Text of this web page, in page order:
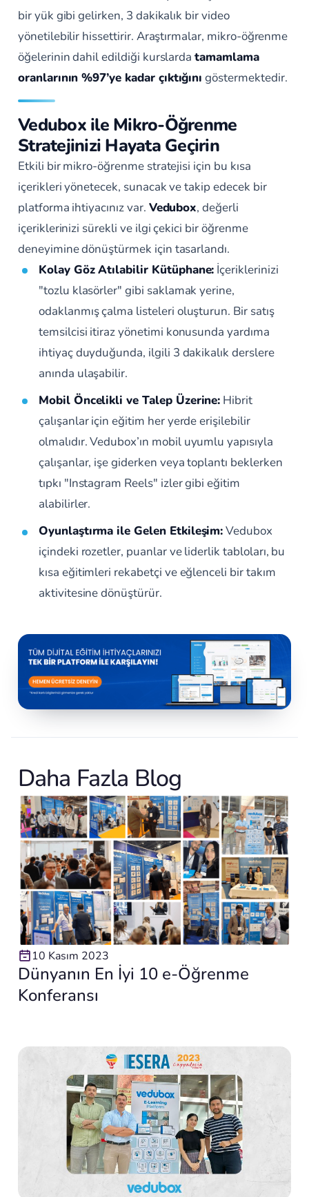
bir yük gibi gelirken, 3 dakikalık bir video
yönetilebilir hissettirir. Araştırmalar, mikro-öğrenme
öğelerinin dahil edildiği kurslardatamamlama
oranlarının %97’ye kadar çıktığını göstermektedir.
Vedubox ile Mikro-Öğrenme
Stratejinizi Hayata Geçirin
Etkili bir mikro-öğrenme stratejisi için bu kısa
içerikleri yönetecek, sunacak ve takip edecek bir
platforma ihtiyacınız var. Vedubox, değerli
içeriklerinizi sürekli ve ilgi çekici bir öğrenme
deneyimine dönüştürmek için tasarlandı.
Kolay Göz Atılabilir Kütüphane: İçeriklerinizi
"tozlu klasörler" gibi saklamak yerine,
odaklanmış çalma listeleri oluşturun. Bir satış
temsilcisi itiraz yönetimi konusunda yardıma
ihtiyaç duyduğunda, ilgili 3 dakikalık derslere
anında ulaşabilir.
Mobil Öncelikli ve Talep Üzerine: Hibrit
çalışanlar için eğitim her yerde erişilebilir
olmalıdır. Vedubox’ın mobil uyumlu yapısıyla
çalışanlar, işe giderken veya toplantı beklerken
tıpkı "Instagram Reels" izler gibi eğitim
alabilirler.
Oyunlaştırma ile Gelen Etkileşim:Vedubox
içindeki rozetler, puanlar ve liderlik tabloları, bu
kısa eğitimleri rekabetçi ve eğlenceli bir takım
aktivitesine dönüştürür.
Daha Fazla Blog
10 Kasım 2023
Dünyanın En İyi 10 e-Öğrenme
Konferansı